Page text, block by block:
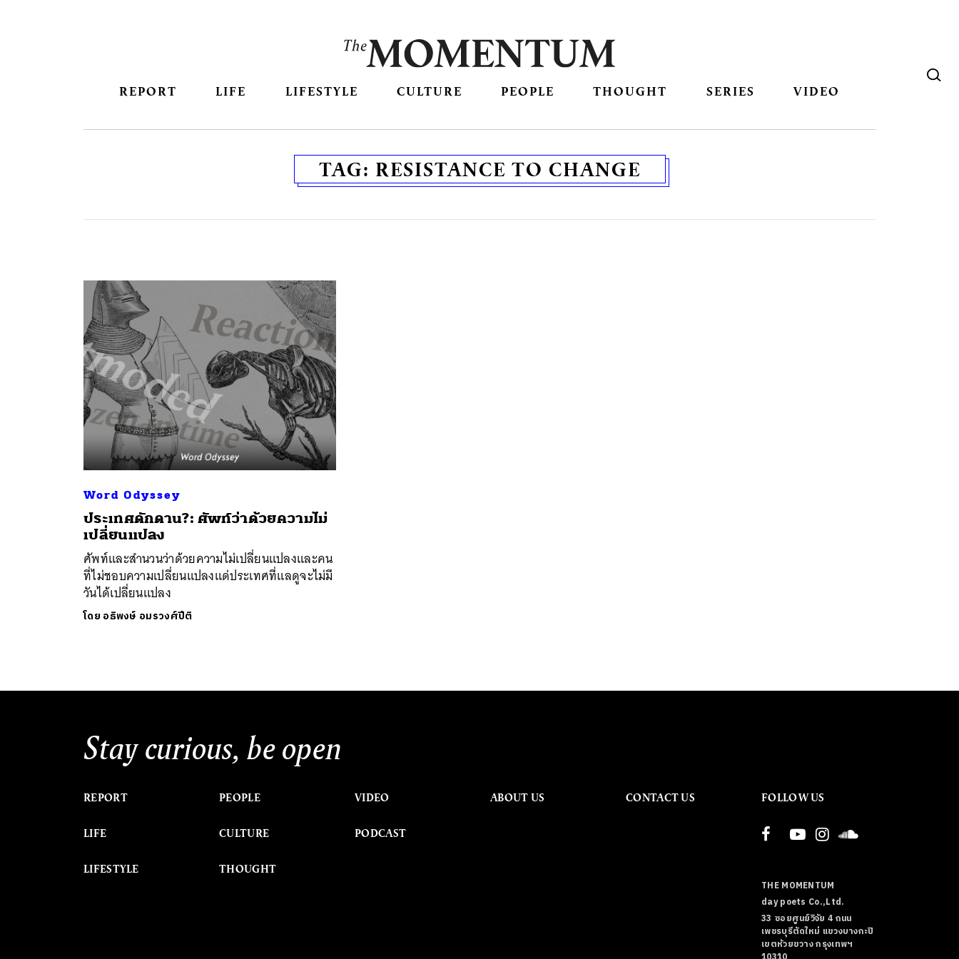
REPORT LIFE LIFESTYLE CULTURE PEOPLE THOUGHT SERIES VIDEO
TAG: RESISTANCE TO CHANGE
Word Odyssey
ประเทศดักดาน?: ศัพท์ว่าด้วยความไม่
เปลี่ยนแปลง
ศัพท์และสำนวนว่าด้วยความไม่เปลี่ยนแปลงและคน
ที่ไม่ชอบความเปลี่ยนแปลงแด่ประเทศที่แลดูจะไม่มี
วันได้เปลี่ยนแปลง
โดย อธิพงษ์ อมรวงศ์ปีติ
Stay curious, be open
REPORT
LIFE
LIFESTYLE
PEOPLE
CULTURE
THOUGHT
VIDEO
PODCAST
ABOUT US CONTACT US FOLLOW US
THE MOMENTUM
day poets Co.,Ltd.
33 ซอยศูนย์วิจัย 4 ถนน
เพชรบุรีตัดใหม่ แขวงบางกะปิ
เขตห้วยขวาง กรุงเทพฯ
ค้นหา